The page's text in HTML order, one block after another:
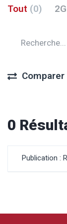
Tout (0)
Comparer
0
Publication :